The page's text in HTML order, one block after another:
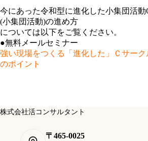
今にあった令和型に進化した小集団活動
(小集団活動)の進め方
については以下をご覧ください。
●無料メールセミナー
強い現場をつくる「進化した」Ｃサー
のポイント
株式会社活コンサルタント
〒465-0025